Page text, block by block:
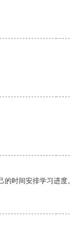
时间安排学习进度。